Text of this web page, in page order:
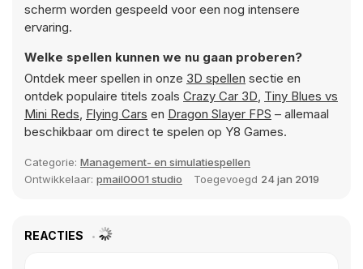
scherm worden gespeeld voor een nog intensere
ervaring.
Welke spellen kunnen we nu gaan proberen?
Ontdek meer spellen in onze 3D spellen sectie en
ontdek populaire titels zoals Crazy Car 3D, Tiny Blues vs
Mini Reds, Flying Cars en Dragon Slayer FPS – allemaal
beschikbaar om direct te spelen op Y8 Games.
Categorie: Management- en simulatiespellen
Ontwikkelaar: pmail0001 studio Toegevoegd 24 jan 2019
REACTIES